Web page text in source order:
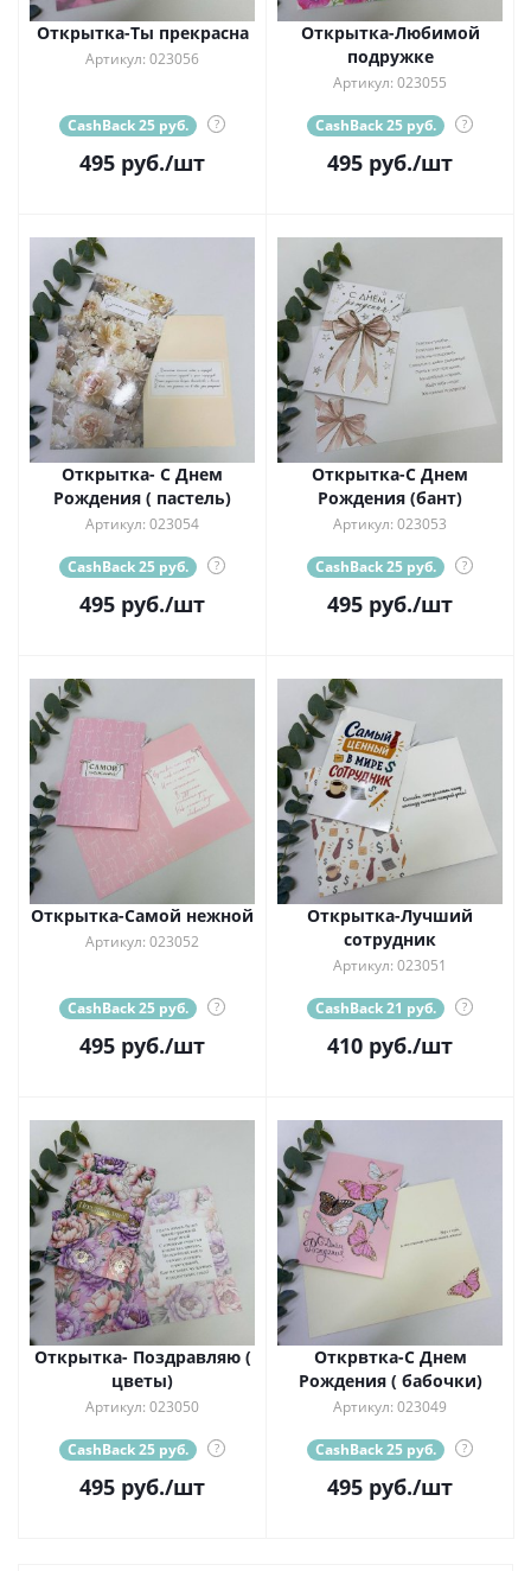
Открытка-Ты прекрасна
Артикул: 023056
CashBack 25 руб. ?
495 руб./шт
Открытка-Любимой
подружке
Артикул: 023055
CashBack 25 руб. ?
495 руб./шт
Открытка- С Днем
Рождения ( пастель)
Артикул: 023054
CashBack 25 руб. ?
495 руб./шт
Открытка-С Днем
Рождения (бант)
Артикул: 023053
CashBack 25 руб. ?
495 руб./шт
Открытка-Самой нежной
Артикул: 023052
CashBack 25 руб. ?
495 руб./шт
Открытка-Лучший
сотрудник
Артикул: 023051
CashBack 21 руб. ?
410 руб./шт
Открытка- Поздравляю (
цветы)
Артикул: 023050
CashBack 25 руб. ?
495 руб./шт
Открвтка-С Днем
Рождения ( бабочки)
Артикул: 023049
CashBack 25 руб. ?
495 руб./шт